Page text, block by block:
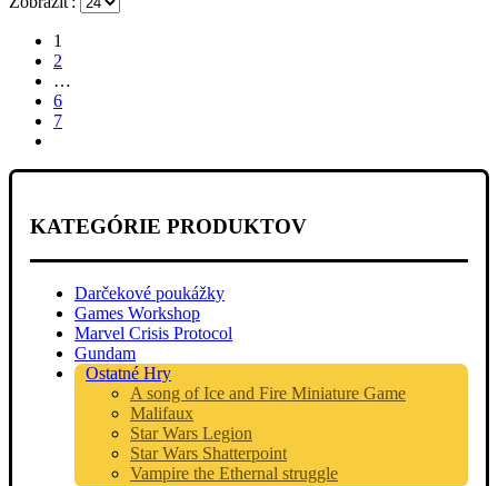
1
2
…
6
7
KATEGÓRIE PRODUKTOV
Darčekové poukážky
Games Workshop
Marvel Crisis Protocol
Gundam
Ostatné Hry
A song of Ice and Fire Miniature Game
Malifaux
Star Wars Legion
Star Wars Shatterpoint
Vampire the Ethernal struggle